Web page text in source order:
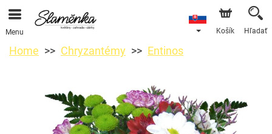
Menu Košík Hľadať
Home Chryzantémy Entinos